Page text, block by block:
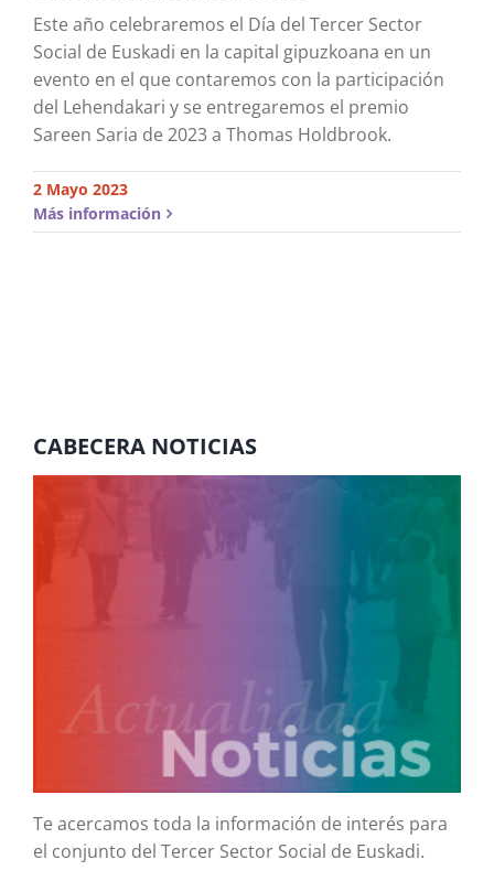
Este año celebraremos el Día del Tercer Sector
Social de Euskadi en la capital gipuzkoana en un
evento en el que contaremos con la participación
del Lehendakari y se entregaremos el premio
Sareen Saria de 2023 a Thomas Holdbrook.
2 Mayo 2023
Más información
CABECERA NOTICIAS
Te acercamos toda la información de interés para
el conjunto del Tercer Sector Social de Euskadi.